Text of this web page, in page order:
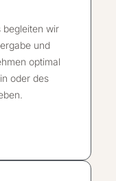
begleiten wir
und
optimal
oder des